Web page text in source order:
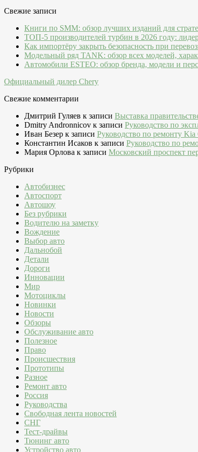
Свежие записи
Книги по SMM: обзор лучших изданий для
ТОП-5 производителей турбин в 2026 году:
Как импортёру закрыть безопасность при
Модельный ряд TANK: обзор всех моделей,
Автомобили ESTEO: обзор бренда, модели и
Официальный дилер Chery
Свежие комментарии
Дмитрий Гуляев к записи Выставка
Dmitry Andronnicov к записи Руководство по
Иван Безер к записи Руководство по ремонту Kia
Константин Исаков к записи Руководство по
Мария Орлова к записи Московский проспект
Рубрики
Автобизнес
Автоспорт
Автошоу
Без рубрики
Водителю на заметку
Вождение
Выбор авто
Дальнобой
Детали
Дороги
Инновации
Мир
Мотоциклы
Новинки
Новости
Обзоры
Обслуживание авто
Полезное
Право
Происшествия
Прототипы
Разное
Ремонт авто
Россия
Руководства
Свободная лента новостей
СНГ
Тест-драйвы
Тюнинг авто
Устройство авто